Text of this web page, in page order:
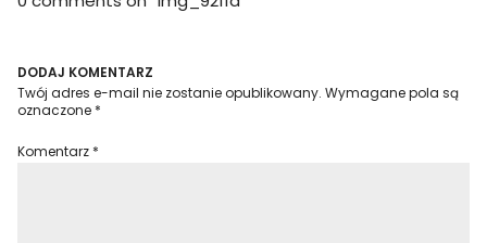
DODAJ KOMENTARZ
Twój adres e-mail nie zostanie opublikowany. Wymagane pola są
oznaczone *
Komentarz *